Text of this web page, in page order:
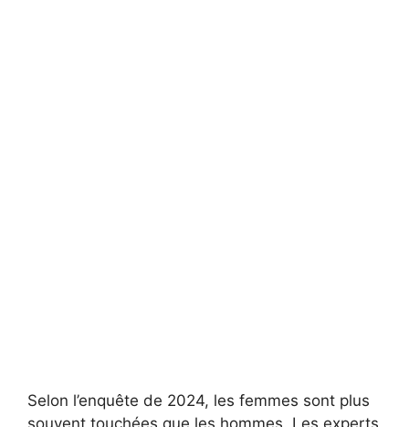
Selon l’enquête de 2024, les femmes sont plus
souvent touchées que les hommes. Les experts